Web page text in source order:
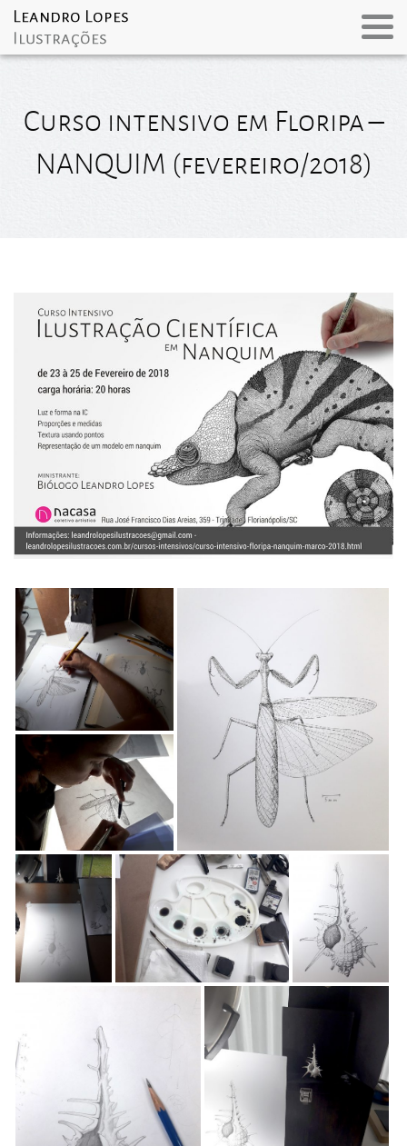
Curso intensivo em Floripa –
NANQUIM (fevereiro/2018)